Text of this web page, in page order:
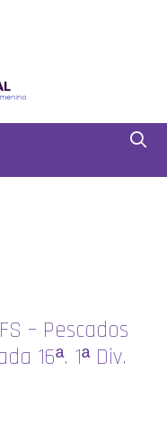
– Pescados
16ª. 1ª Div.